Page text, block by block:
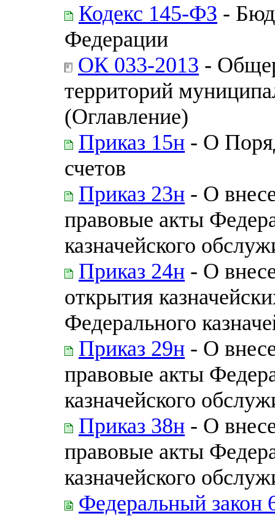
Кодекс 145-ФЗ -
Федерации
ОК 033-2013 -
территорий
(Оглавление)
Приказ 15н - О
счетов
Приказ 23н - О
правовые акты
казначейского
Приказ 24н - О
открытия
Федерального
Приказ 29н - О
правовые акты
казначейского
Приказ 38н - О
правовые акты
казначейского
Федеральный закон